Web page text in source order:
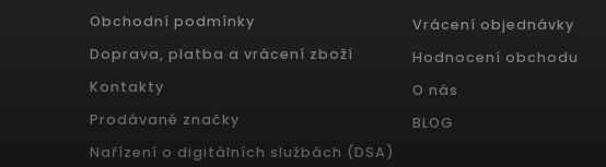
Obchodní podmínky
Doprava, platba a vrácení zboží
Kontakty
Prodávané značky
Nařízení o digitálních službách (DSA)
Vrácení objednávky
Hodnocení obchodu
O nás
BLOG